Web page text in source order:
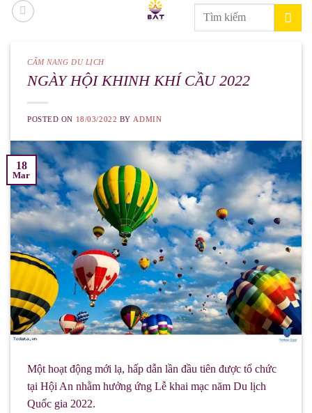
Skip
Search
CẨM NANG DU LỊCH
NGÀY HỘI KHINH KHÍ CẦU 2022
POSTED ON 18/03/2022 BY ADMIN
18
Mar
Một hoạt động mới lạ, hấp dẫn lần đầu tiên được tổ chức
tại Hội An nhằm hưởng ứng Lễ khai mạc năm Du lịch
Quốc gia 2022.